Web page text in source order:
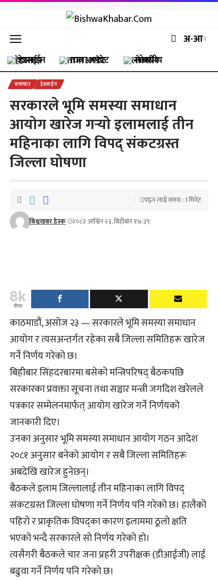
अ-आ
हेडलाईन ताजा अपडेट लोकप्रीय
समाचार हेडलाईन
सरकारले भूमि समस्या समाधान
आयोग खारेज गर्‍यो इलामलाई तीन
महिनाका लागि विपद् संकटग्रस्त
जिल्ला घोषणा
बिश्वखबर डेस्क २०८२ आश्विन २३, बिहीबार १७:३९
पढ्न लाग्ने समय : 1 मिनेट
8k
शेयर
काठमाडौं, असोज २३ — सरकारले भूमि समस्या समाधान
आयोग र त्यसअन्तर्गत रहेका सबै जिल्ला समितिहरू खारेज
गर्ने निर्णय गरेको छ।
बिहीबार सिंहदरबारमा बसेको मन्त्रिपरिषद् बैठकपछि
सरकारका प्रवक्ता सूचना तथा सञ्चार मन्त्री जगदिश खरेलले
पत्रकार सम्मेलनमार्फत् आयोग खारेज गर्ने निर्णयको
जानकारी दिए।
उनका अनुसार भूमि समस्या समाधान आयोग गठन आदेश
२०८१ अनुसार बनेको आयोग र सबै जिल्ला समितिहरू
अबदेखि खारेज हुनेछन्।
बैठकले इलाम जिल्लालाई तीन महिनाका लागि विपद्
संकटग्रस्त जिल्ला घोषणा गर्ने निर्णय पनि गरेको छ। हालैको
पहिरो र प्राकृतिक विपद्का कारण इलाममा ठूलो क्षति
भएको भन्दै सरकारले सो निर्णय गरेको हो।
त्यसैगरी बैठकले चार जना प्रहरी उपरीक्षक (डीआईजी) लाई
बढुवा गर्ने निर्णय पनि गरेको छ।